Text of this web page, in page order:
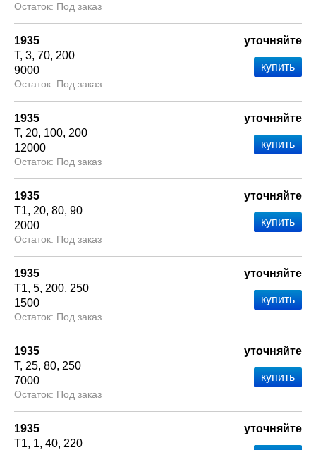
Под заказ
1935
Т 3 70 200
9000
Под заказ
уточняйте
1935
Т 20 100 200
12000
Под заказ
уточняйте
1935
Т1 20 80 90
2000
Под заказ
уточняйте
1935
Т1 5 200 250
1500
Под заказ
уточняйте
1935
Т 25 80 250
7000
Под заказ
уточняйте
1935
Т1 1 40 220
уточняйте